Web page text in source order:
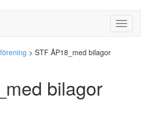
> STF ÅP18_med bilagor
bilagor